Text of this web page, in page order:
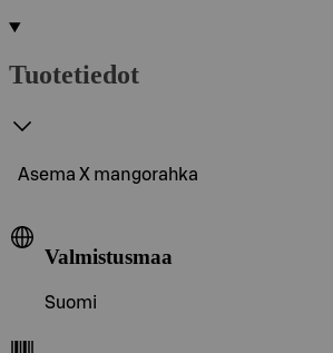
Tuotetiedot
Asema X mangorahka
Valmistusmaa
Suomi